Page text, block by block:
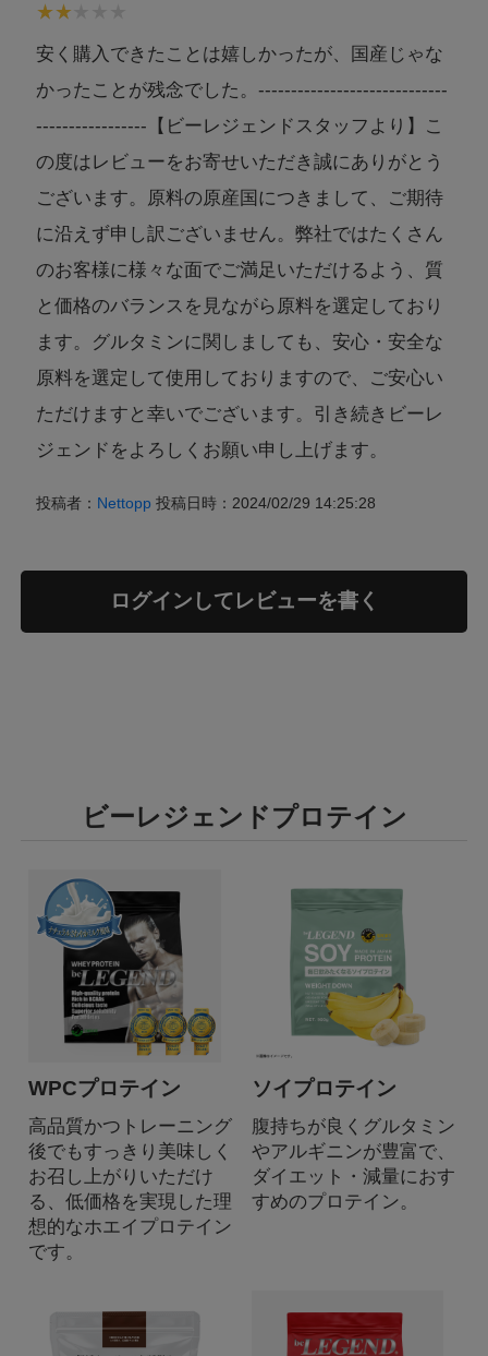
安く購入できたことは嬉しかったが、国産じゃな
かったことが残念でした。-----------------------------
-----------------【ビーレジェンドスタッフより】こ
の度はレビューをお寄せいただき誠にありがとう
ございます。原料の原産国につきまして、ご期待
に沿えず申し訳ございません。弊社ではたくさん
のお客様に様々な面でご満足いただけるよう、質
と価格のバランスを見ながら原料を選定しており
ます。グルタミンに関しましても、安心・安全な
原料を選定して使用しておりますので、ご安心い
ただけますと幸いでございます。引き続きビーレ
ジェンドをよろしくお願い申し上げます。
投稿者： Nettopp 投稿日時：2024/02/29 14:25:28
ログインしてレビューを書く
ビーレジェンドプロテイン
WPCプロテイン
高品質かつトレーニング
後でもすっきり美味しく
お召し上がりいただけ
る、低価格を実現した理
想的なホエイプロテイン
です。
ソイプロテイン
腹持ちが良くグルタミン
やアルギニンが豊富で、
ダイエット・減量におす
すめのプロテイン。